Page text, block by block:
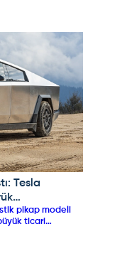
sürücüler için 2
puanının
veya kural
iptal
Tesla
pikap modeli
ticari
başlandı. Elon